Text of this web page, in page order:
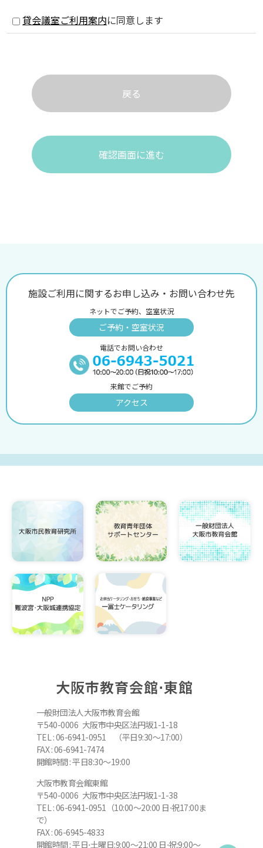
貸会議室ご利用案内に同意します
戻る
確認画面に進む
施設ご利用に関するお申し込み・お問い合わせ先
ネットでご予約、空室状況
ご予約・空室状況
電話でお問い合わせ
来館でご予約
アクセス
大阪市教育会館⋅東館
一般財団法人大阪市教育会館
〒540-0006 大阪市中央区法円坂1-1-18
TEL : 06-6941-0951 （平日9:30～17:00）
FAX : 06-6941-7474
開館時間 : 平日8:30～19:00
大阪市教育会館東館
〒540-0006 大阪市中央区法円坂1-1-38
TEL : 06-6941-0951（10:00～20:00 日⋅祝17:00ま
で）
FAX : 06-6945-4833
開館時間 : 平日⋅土曜日:9:00～21:00 日⋅祝:9:00～